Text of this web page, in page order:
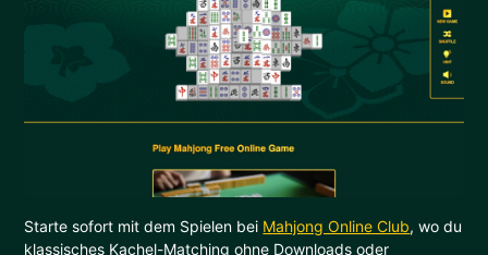
Starte sofort mit dem Spielen bei Mahjong Online Club, wo du
klassisches Kachel-Matching ohne Downloads oder